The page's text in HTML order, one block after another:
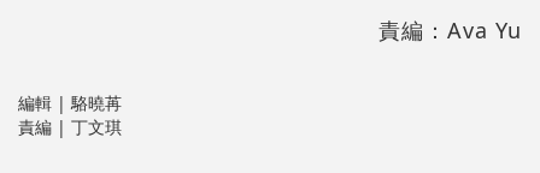
責編：Ava Yu
編輯 | 駱曉苒
責編 | 丁文琪